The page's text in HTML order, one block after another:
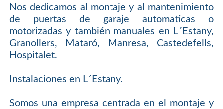
Nos dedicamos al montaje y al mantenimiento
de puertas de garaje automaticas o
motorizadas y también manuales en L´Estany,
Granollers, Mataró, Manresa, Castedefells,
Hospitalet.
Instalaciones en L´Estany.
Somos una empresa centrada en el montaje y